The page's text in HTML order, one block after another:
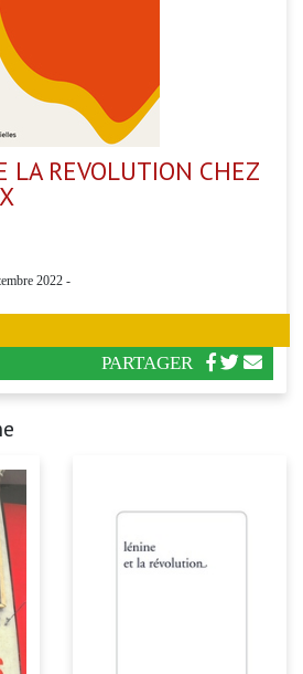
LA REVOLUTION CHEZ
2022 -
PARTAGER